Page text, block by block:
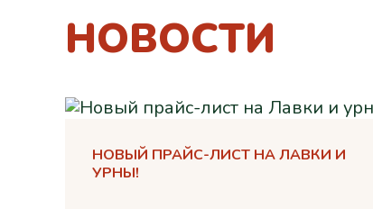
НОВОСТИ
НОВЫЙ ПРАЙС-ЛИСТ НА ЛАВКИ И
УРНЫ!